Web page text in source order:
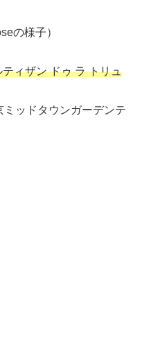
の様子）
ィザン ドゥ ラ トリュ
ッドタウンガーデンテ